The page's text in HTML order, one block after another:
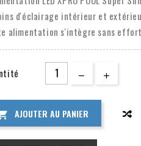
d'éclairage intérieur et
alimentation s'intègre sans effort
de piscine, des
ou des bandes LED, cette
AJOUTER AU PANIER